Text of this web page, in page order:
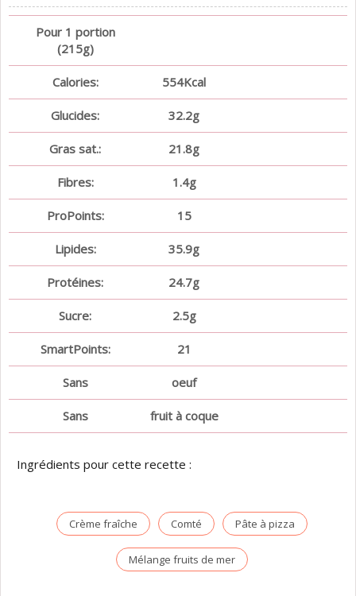
Pour 1 portion
(215g)
Calories: 554Kcal
Glucides: 32.2g
Gras sat.: 21.8g
Fibres: 1.4g
ProPoints: 15
Lipides: 35.9g
Protéines: 24.7g
Sucre: 2.5g
SmartPoints: 21
Sans oeuf
Sans fruit à coque
Ingrédients pour cette recette :
Crème fraîche Comté Pâte à pizza
Mélange fruits de mer